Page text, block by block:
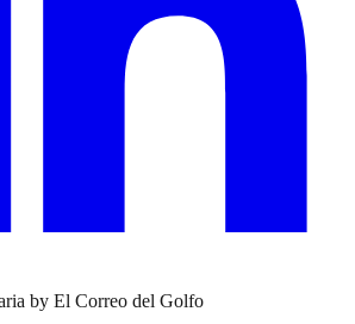
by El Correo del Golfo